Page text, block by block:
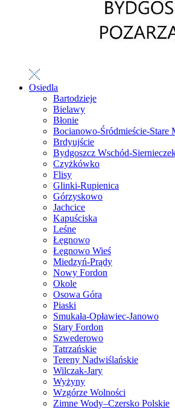
Osiedla
Bartodzieje
Bielawy
Błonie
Bocianowo-Śródmieście-Stare
Brdyujście
Bydgoszcz Wschód-
Czyżkówko
Flisy
Glinki-Rupienica
Górzyskowo
Jachcice
Kapuściska
Leśne
Łęgnowo
Łęgnowo Wieś
Miedzyń-Prądy
Nowy Fordon
Okole
Osowa Góra
Piaski
Smukała-Opławiec-Janowo
Stary Fordon
Szwederowo
Tatrzańskie
Tereny Nadwiślańskie
Wilczak-Jary
Wyżyny
Wzgórze Wolności
Zimne Wody–Czersko Polskie